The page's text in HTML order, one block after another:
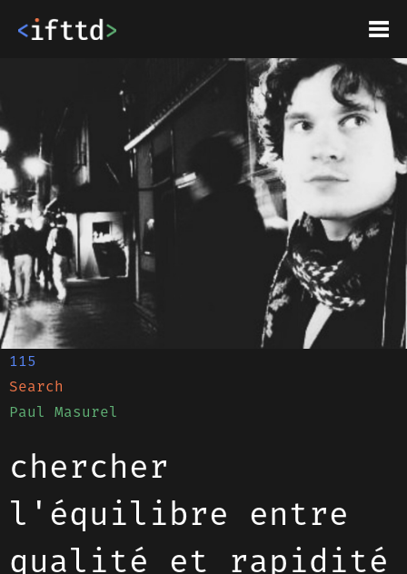
115
Search
Paul Masurel
chercher
l'équilibre entre
qualité et rapidité